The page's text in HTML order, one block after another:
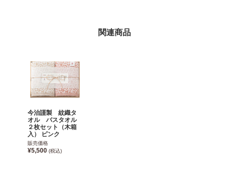
関連商品
今治謹製 紋織タ
オル バスタオル
２枚セット（木箱
入） ピンク
販売価格
¥5,500 (税込)